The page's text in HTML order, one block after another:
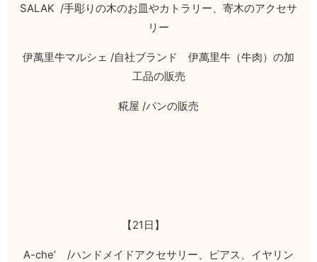
SALAK /手彫りの木のお皿やカトラリー、寄木のアクセサ
リー
伊萬里牛マルシェ /自社ブランド 伊萬里牛（牛肉）の加
工品の販売
糀屋 /パンの販売
【21 日】
A-che’ /ハンドメイドアクセサリー、ピアス、イヤリン